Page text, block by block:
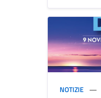
NOTIZIE